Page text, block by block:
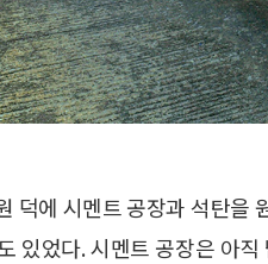
덕에 시멘트 공장과 석탄을
있었다. 시멘트 공장은 아